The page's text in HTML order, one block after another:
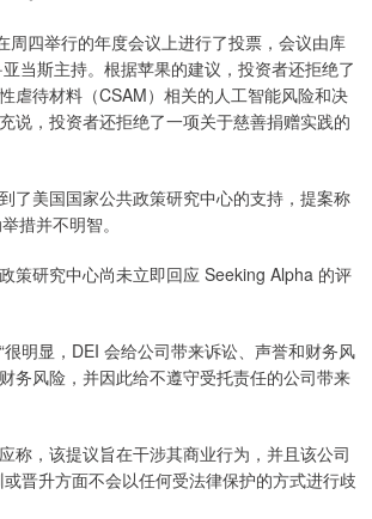
周四举行的年度会议上进行了投票，会议由库
当斯主持。根据苹果的建议，投资者还拒绝了
虐待材料（CSAM）相关的人工智能风险和决
说，投资者还拒绝了一项关于慈善捐赠实践的
了美国国家公共政策研究中心的支持，提案称
措并不明智。
策研究中心尚未立即回应 Seeking Alpha 的评
明显，DEI 会给公司带来诉讼、声誉和财务风
务风险，并因此给不遵守受托责任的公司带来
称，该提议旨在干涉其商业行为，并且该公司
晋升方面不会以任何受法律保护的方式进行歧